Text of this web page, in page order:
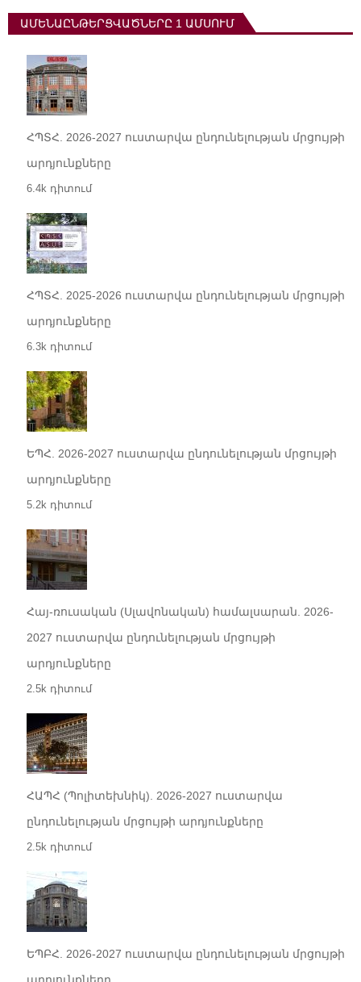
ԱՄԵՆԱԸՆԹԵՐՑՎԱԾՆԵՐԸ 1 ԱՄՍՈՒՄ
ՀՊՏՀ. 2026-2027 ուստարվա ընդունելության մրցույթի
արդյունքները
6.4k դիտում
ՀՊՏՀ. 2025-2026 ուստարվա ընդունելության մրցույթի
արդյունքները
6.3k դիտում
ԵՊՀ. 2026-2027 ուստարվա ընդունելության մրցույթի
արդյունքները
5.2k դիտում
Հայ-ռուսական (Սլավոնական) համալսարան. 2026-
2027 ուստարվա ընդունելության մրցույթի
արդյունքները
2.5k դիտում
ՀԱՊՀ (Պոլիտեխնիկ). 2026-2027 ուստարվա
ընդունելության մրցույթի արդյունքները
2.5k դիտում
ԵՊԲՀ. 2026-2027 ուստարվա ընդունելության մրցույթի